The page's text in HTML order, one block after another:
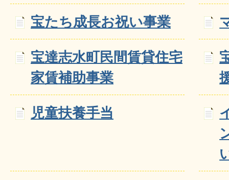
宝たち成長お祝い事業
宝達志水町民間賃貸住宅
家賃補助事業
児童扶養手当